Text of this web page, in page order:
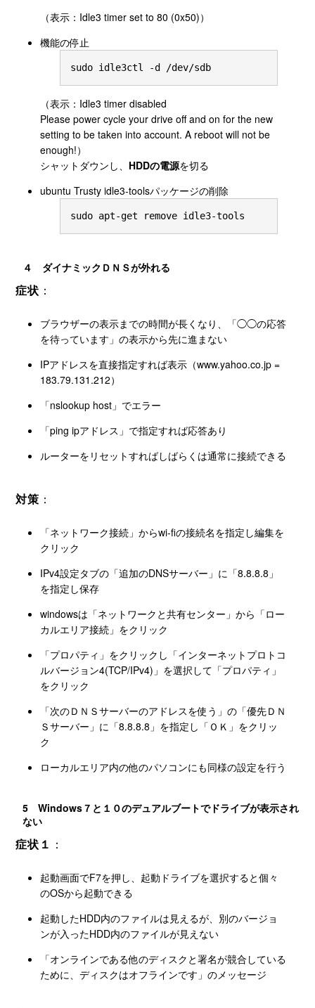
（表示：Idle3 timer set to 80 (0x50)）
機能の停止
sudo idle3ctl -d /dev/sdb
（表示：Idle3 timer disabled
Please power cycle your drive off and on for the new
setting to be taken into account. A reboot will not be
enough!）
シャットダウンし、 HDDの電源を切る
ubuntu Trusty idle3-toolsパッケージの削除
sudo apt-get remove idle3-tools
４ ダイナミックＤＮＳが外れる
症状 ：
ブラウザーの表示までの時間が長くなり、「◯◯の応答
を待っています」の表示から先に進まない
IPアドレスを直接指定すれば表示（www.yahoo.co.jp =
183.79.131.212）
「nslookup host」でエラー
「ping ipアドレス」で指定すれば応答あり
ルーターをリセットすればしばらくは通常に接続できる
対策 ：
「ネットワーク接続」からwi-fiの接続名を指定し編集を
クリック
IPv4設定タブの「追加のDNSサーバー」に「8.8.8.8」
を指定し保存
windowsは「ネットワークと共有センター」から「ロー
カルエリア接続」をクリック
「プロパティ」をクリックし「インターネットプロトコ
ルバージョン4(TCP/IPv4)」を選択して「プロパティ」
をクリック
「次のＤＮＳサーバーのアドレスを使う」の「優先ＤＮ
Ｓサーバー」に「8.8.8.8」を指定し「ＯＫ」をクリッ
ク
ローカルエリア内の他のパソコンにも同様の設定を行う
5 Windows７と１０のデュアルブートでドライブが表示され
ない
症状１ ：
起動画面でF7を押し、起動ドライブを選択すると個々
のOSから起動できる
起動したHDD内のファイルは見えるが、別のバージョ
ンが入ったHDD内のファイルが見えない
「オンラインである他のディスクと署名が競合している
ために、ディスクはオフラインです」のメッセージ